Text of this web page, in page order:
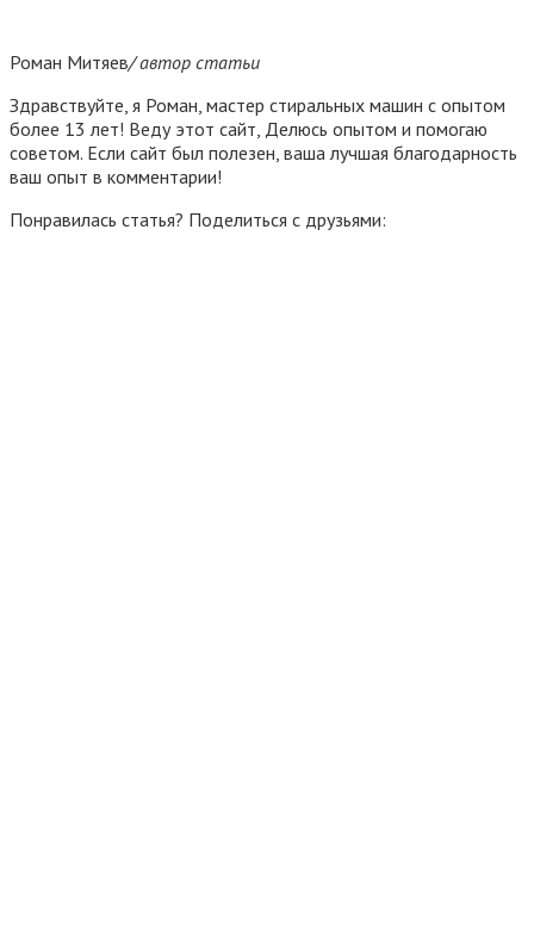
Роман Митяев/ автор статьи
Здравствуйте, я Роман, мастер стиральных машин с опытом
более 13 лет! Веду этот сайт, Делюсь опытом и помогаю
советом. Если сайт был полезен, ваша лучшая благодарность
ваш опыт в комментарии!
Понравилась статья? Поделиться с друзьями: